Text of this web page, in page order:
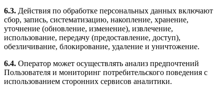
6.3. Действия по обработке персональных данных включают
сбор, запись, систематизацию, накопление, хранение,
уточнение (обновление, изменение), извлечение,
использование, передачу (предоставление, доступ),
обезличивание, блокирование, удаление и уничтожение.
6.4. Оператор может осуществлять анализ предпочтений
Пользователя и мониторинг потребительского поведения с
использованием сторонних сервисов аналитики.